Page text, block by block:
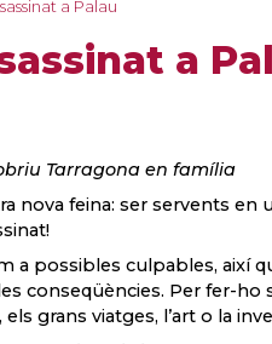
a Palau
a
Tarragona en família
nova feina: ser servents
a possibles culpables, així
conseqüències. Per fer-ho
grans viatges, l’art o la